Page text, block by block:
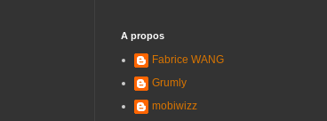
A propos
Fabrice WANG
Grumly
mobiwizz